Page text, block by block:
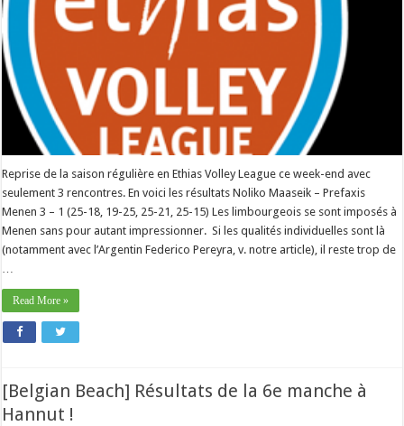
Reprise de la saison régulière en Ethias Volley League ce week-end avec
seulement 3 rencontres. En voici les résultats Noliko Maaseik – Prefaxis
Menen 3 – 1 (25-18, 19-25, 25-21, 25-15) Les limbourgeois se sont imposés à
Menen sans pour autant impressionner. Si les qualités individuelles sont là
(notamment avec l’Argentin Federico Pereyra, v. notre article), il reste trop de
…
Read More »
[Belgian Beach] Résultats de la 6e manche à
Hannut !